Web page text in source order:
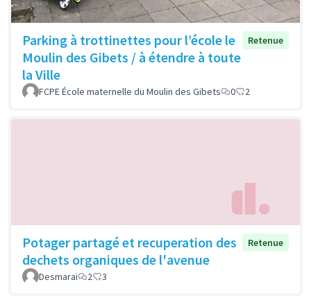
Parking à trottinettes pour l’école le
Moulin des Gibets / à étendre à toute
la Ville
Retenue
FCPE École maternelle du Moulin des Gibets 0 2
Potager partagé et recuperation des
dechets organiques de l'avenue
Retenue
Desmarai 2 3